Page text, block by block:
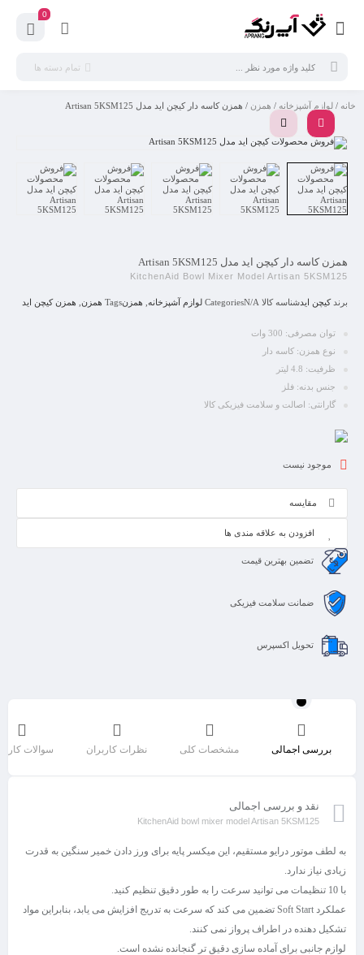
0
تمام دسته ها
خانه / لوازم آشپزخانه / همزن / همزن کاسه دار کیچن اید مدل Artisan 5KSM125
همزن کاسه دار کیچن اید مدل Artisan 5KSM125
KitchenAid Bowl Mixer Model Artisan 5KSM125
برندکیچن ایدشناسه کالا N/A
Categories لوازم آشپزخانه همزنTags همزن همزن کیچن اید
توان مصرفی: 300 وات
نوع همزن: کاسه دار
ظرفیت: 4.8 لیتر
جنس بدنه: فلز
گارانتی: اصالت و سلامت فیزیکی کالا
موجود نیست
مقایسه
افزودن به علاقه مندی ها
تضمین بهترین قیمت
ضمانت سلامت فیزیکی
تحویل اکسپرس
بررسی اجمالی مشخصات کلی نظرات کاربران سوالات
نقد و بررسی اجمالی
KitchenAid bowl mixer model Artisan 5KSM125
به لطف موتور درایو مستقیم، این میکسر پایه برای ورز دادن خمیر سنگین به قدرت
زیادی نیاز ندارد.
با 10 تنظیمات می توانید سرعت را به طور دقیق تنظیم کنید.
عملکرد Soft Start تضمین می کند که سرعت به تدریج افزایش می یابد، بنابراین مواد
تشکیل دهنده در اطراف پرواز نمی کنند.
لوازم جانبی برای آماده سازی دقیق تر گنجانده نشده است.